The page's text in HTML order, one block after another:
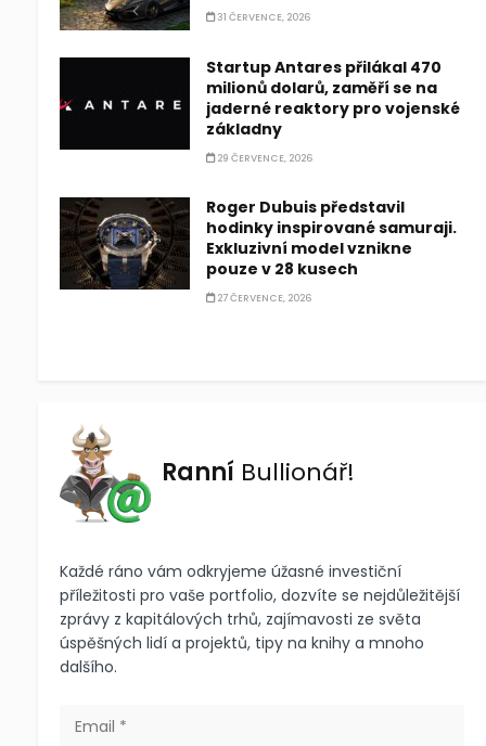
31 ČERVENCE, 2026
Startup Antares přilákal 470
milionů dolarů, zaměří se na
jaderné reaktory pro vojenské
základny
29 ČERVENCE, 2026
Roger Dubuis představil
hodinky inspirované samuraji.
Exkluzivní model vznikne
pouze v 28 kusech
27 ČERVENCE, 2026
Ranní Bullionář!
Každé ráno vám odkryjeme úžasné investiční
příležitosti pro vaše portfolio, dozvíte se nejdůležitější
zprávy z kapitálových trhů, zajímavosti ze světa
úspěšných lidí a projektů, tipy na knihy a mnoho
dalšího.